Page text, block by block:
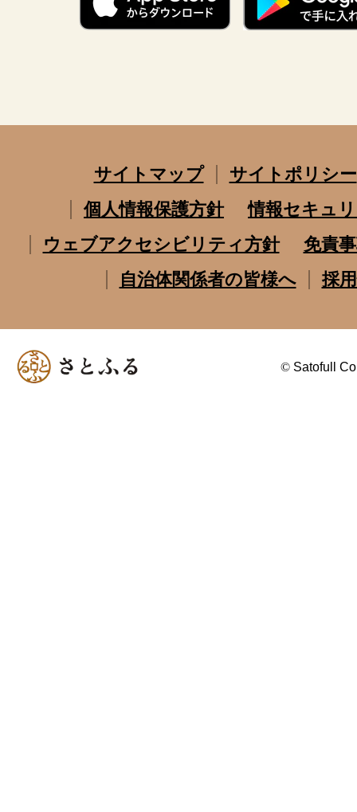
サイトマップ
サイトポリシー
個人情報保護方針
情報セキュ
ウェブアクセシビリティ方針
免責
自治体関係者の皆様へ
採
© Satofull